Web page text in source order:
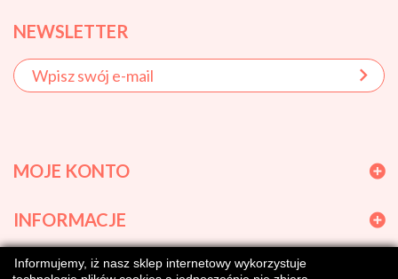
NEWSLETTER
MOJE KONTO
INFORMACJE
GODZINY OTWARCIA
Informujemy, iż nasz sklep internetowy wykorzystuje